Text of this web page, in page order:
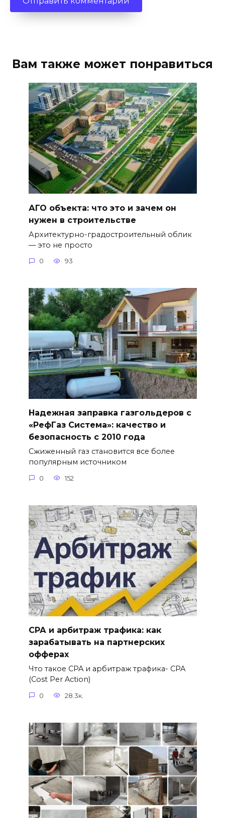
Вам также может понравиться
АГО объекта: что это и зачем он
нужен в строительстве
Архитектурно-градостроительный облик
— это не просто
0 93
Надежная заправка газгольдеров с
«РефГаз Система»: качество и
безопасность с 2010 года
Сжиженный газ становится все более
популярным источником
0 152
СРА и арбитраж трафика: как
зарабатывать на партнерских
офферах
Что такое CPA и арбитраж трафика- CPA
(Cost Per Action)
0 28.3к.